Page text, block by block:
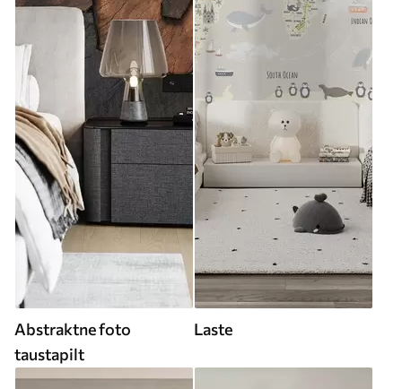
Abstraktne foto
taustapilt
Laste